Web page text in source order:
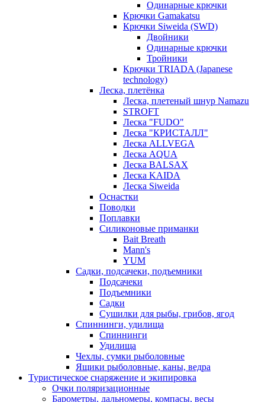
Одинарные крючки
Крючки Gamakatsu
Крючки Siweida (SWD)
Двойники
Одинарные крючки
Тройники
Крючки TRIADA (Japanese
technology)
Леска, плетёнка
Леска, плетеный шнур Namazu
STROFT
Леска "FUDO"
Леска "КРИСТАЛЛ"
Леска ALLVEGA
Леска AQUA
Леска BALSAX
Леска KAIDA
Леска Siweida
Оснастки
Поводки
Поплавки
Силиконовые приманки
Bait Breath
Mann's
YUM
Садки, подсачеки, подъемники
Подсачеки
Подъемники
Садки
Сушилки для рыбы, грибов, ягод
Спиннинги, удилища
Спиннинги
Удилища
Чехлы, сумки рыболовные
Ящики рыболовные, каны, ведра
Туристическое снаряжение и экипировка
Очки поляризационные
Барометры, дальномеры, компасы, весы